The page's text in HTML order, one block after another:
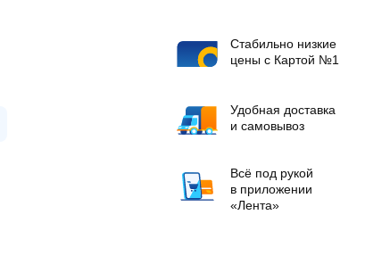
Стабильно низкие
цены с Картой №1
Удобная доставка
и самовывоз
Всё под рукой
в приложении
«Лента»